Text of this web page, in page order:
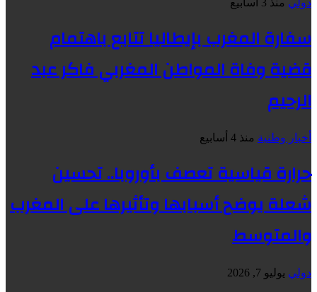
دولي منذ 3 أسابيع
سفارة المغرب بإيطاليا تتابع باهتمام
قضية وفاة المواطن المغربي فاكر عبد
الرحيم
أخبار وطنية منذ 4 أسابيع
حرارة قياسية تعصف بأوروبا.. تحسين
شعلة يوضح أسبابها وتأثيرها على المغرب
والمتوسط
دولي يوليو 7, 2026